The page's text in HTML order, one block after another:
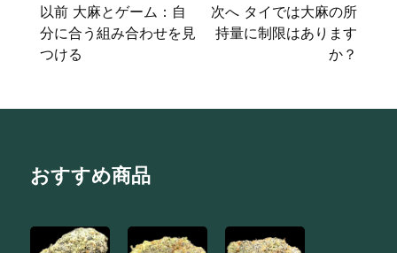
投
稿
ビ
ー
ョ
以前 大麻とゲーム：自
分に合う組み合わせを見
つける
次へ タイでは大麻の所
持量に制限はあります
か？
おすすめ商品